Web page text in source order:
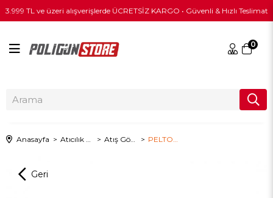
3.999 TL ve üzeri alışverişlerde ÜCRETSİZ KARGO • Güvenli & Hızlı Teslimat
0
Anasayfa